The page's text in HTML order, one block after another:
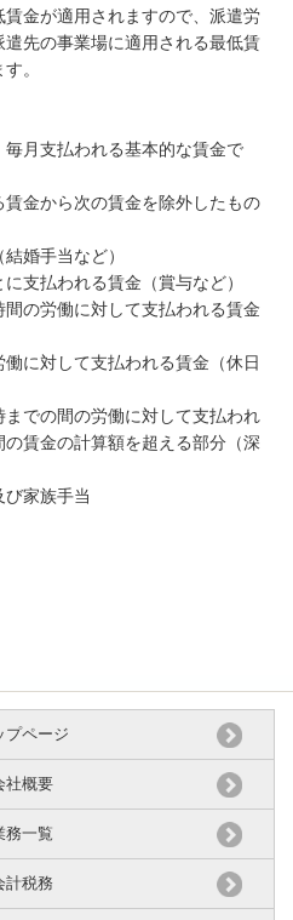
金が適用されますので、派遣労
先の事業場に適用される最低賃
。
月支払われる基本的な賃金で
金から次の賃金を除外したもの
婚手当など）
支払われる賃金（賞与など）
間の労働に対して支払われる賃金
働に対して支払われる賃金（休日
までの間の労働に対して支払われ
賃金の計算額を超える部分（深
び家族手当
プページ
社概要
務一覧
計税務